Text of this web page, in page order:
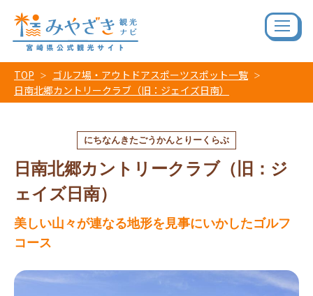
TOP
ゴルフ場・アウトドアスポーツスポット一覧
日南北郷カントリークラブ（旧：ジェイズ日南）
にちなんきたごうかんとりーくらぶ
日南北郷カントリークラブ（旧：ジ
ェイズ日南）
美しい山々が連なる地形を見事にいかしたゴルフ
コース